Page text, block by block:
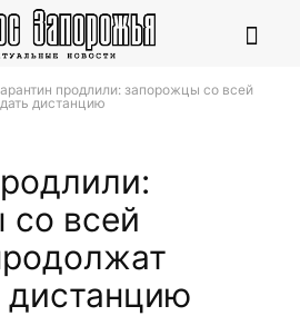
продлили: запорожцы со всей
дистанцию
всей